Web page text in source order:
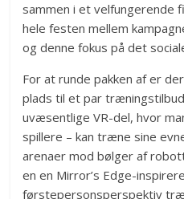
sammen i et
hele festen mellem
og denne fokus på det
For at runde pakken af er
plads til et par
uvæsentlige VR-del, hvor
spillere – kan træne sine
arenaer mod bølger af
en en Mirror’s Edge-
førstepersonsperspektiv